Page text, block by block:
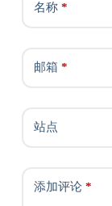
名称*
邮箱 *
站点
添加评论*